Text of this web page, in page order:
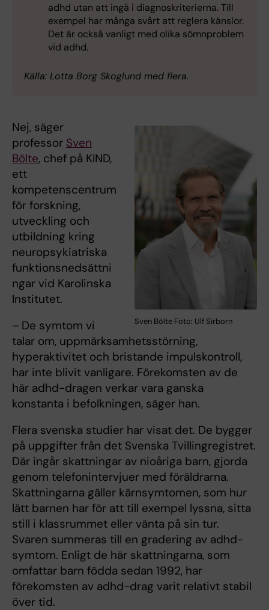
adhd utan att ingå i diagnoskriterierna. Till
exempel har många svårt att reglera känslor.
Det är också vanligt med olika sömnproblem
vid adhd.
Källa: Lotta Borg Skoglund med flera.
Sven Bölte Foto: Ulf Sirborn
Nej, säger
professor Sven
Bölte, chef på KIND,
ett
kompetenscentrum
för forskning,
utveckling och
utbildning kring
neuropsykiatriska
funktionsnedsättni
ngar vid Karolinska
Institutet.
– De symtom vi
talar om, uppmärksamhetsstörning,
hyperaktivitet och bristande impulskontroll,
har inte blivit vanligare. Förekomsten av de
här adhd-dragen verkar vara ganska
konstanta i befolkningen, säger han.
Flera svenska studier har visat det. De bygger
på uppgifter från det Svenska Tvillingregistret.
Där ingår skattningar av nioåriga barn, gjorda
genom telefonintervjuer med föräldrarna.
Skattningarna gäller kärnsymtomen, som hur
lätt barnen har för att till exempel lyssna, sitta
still i klassrummet eller vänta på sin tur.
Svaren summeras till en gradering av adhd-
symtom. Enligt de här skattningarna, som
omfattar barn födda sedan 1992, har
förekomsten av adhd-drag varit relativt stabil
över tid.